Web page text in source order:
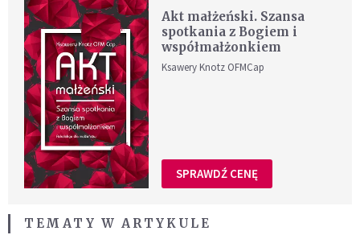
Akt małżeński. Szansa
spotkania z Bogiem i
współmałżonkiem
Ksawery Knotz OFMCap
SPRAWDŹ CENĘ
TEMATY W ARTYKULE